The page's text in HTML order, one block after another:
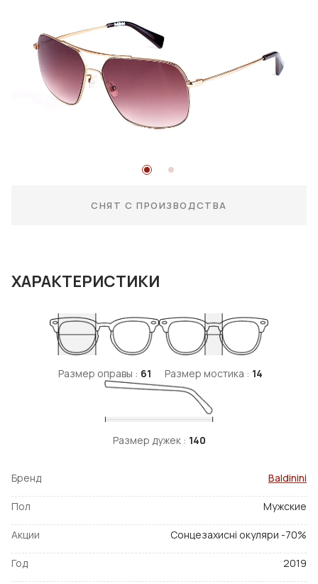
СНЯТ С ПРОИЗВОДСТВА
ХАРАКТЕРИСТИКИ
Размер оправы : 61 Размер мостика : 14
Размер дужек : 140
Бренд Baldinini
Пол Мужские
Акции Сонцезахисні окуляри -70%
Год 2019